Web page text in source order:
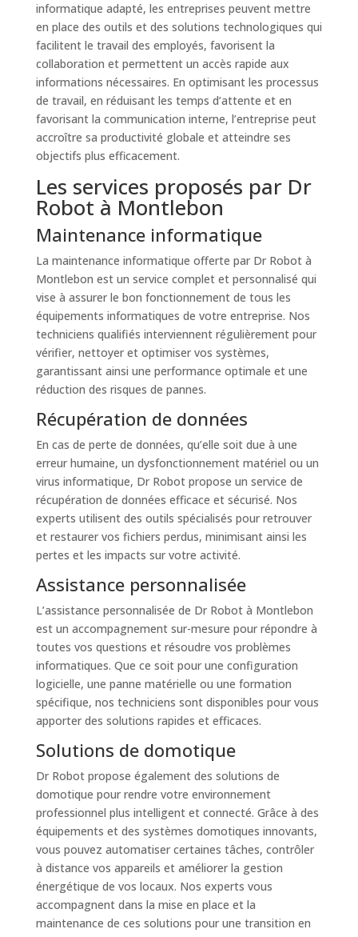
informatique adapté, les entreprises peuvent mettre
en place des outils et des solutions technologiques qui
facilitent le travail des employés, favorisent la
collaboration et permettent un accès rapide aux
informations nécessaires. En optimisant les processus
de travail, en réduisant les temps d’attente et en
favorisant la communication interne, l’entreprise peut
accroître sa productivité globale et atteindre ses
objectifs plus efficacement.
Les services proposés par Dr
Robot à Montlebon
Maintenance informatique
La maintenance informatique offerte par Dr Robot à
Montlebon est un service complet et personnalisé qui
vise à assurer le bon fonctionnement de tous les
équipements informatiques de votre entreprise. Nos
techniciens qualifiés interviennent régulièrement pour
vérifier, nettoyer et optimiser vos systèmes,
garantissant ainsi une performance optimale et une
réduction des risques de pannes.
Récupération de données
En cas de perte de données, qu’elle soit due à une
erreur humaine, un dysfonctionnement matériel ou un
virus informatique, Dr Robot propose un service de
récupération de données efficace et sécurisé. Nos
experts utilisent des outils spécialisés pour retrouver
et restaurer vos fichiers perdus, minimisant ainsi les
pertes et les impacts sur votre activité.
Assistance personnalisée
L’assistance personnalisée de Dr Robot à Montlebon
est un accompagnement sur-mesure pour répondre à
toutes vos questions et résoudre vos problèmes
informatiques. Que ce soit pour une configuration
logicielle, une panne matérielle ou une formation
spécifique, nos techniciens sont disponibles pour vous
apporter des solutions rapides et efficaces.
Solutions de domotique
Dr Robot propose également des solutions de
domotique pour rendre votre environnement
professionnel plus intelligent et connecté. Grâce à des
équipements et des systèmes domotiques innovants,
vous pouvez automatiser certaines tâches, contrôler
à distance vos appareils et améliorer la gestion
énergétique de vos locaux. Nos experts vous
accompagnent dans la mise en place et la
maintenance de ces solutions pour une transition en